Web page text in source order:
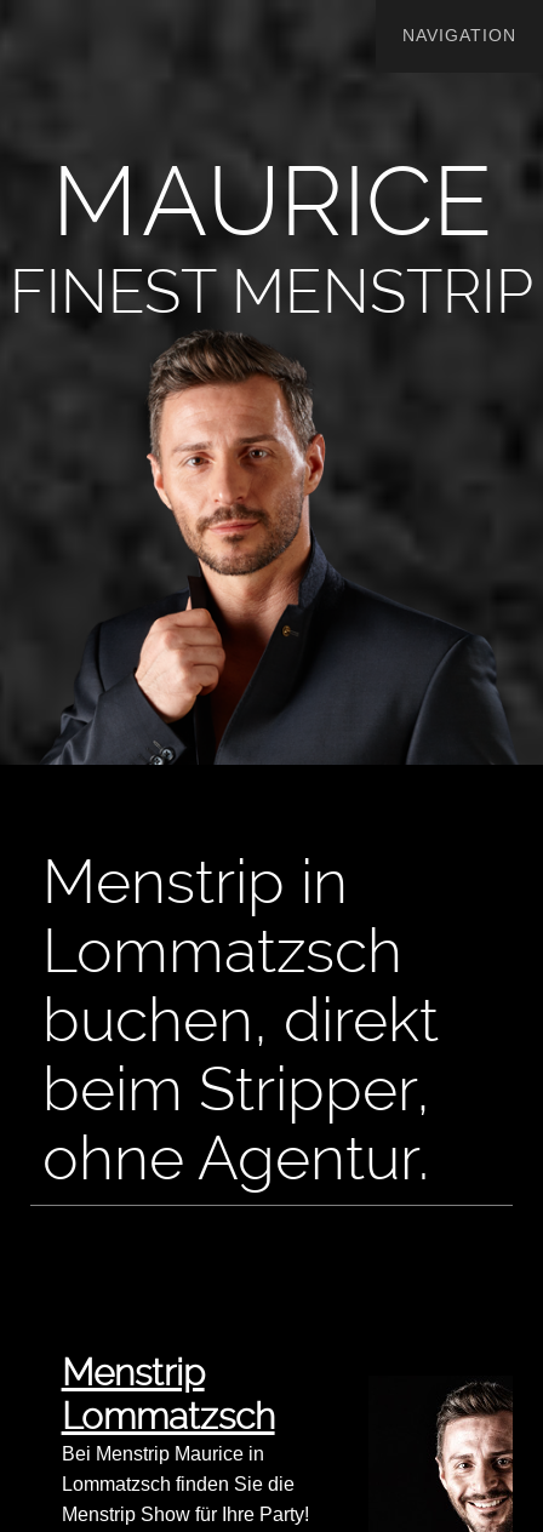
MAURICE
FINEST MENSTRIP
Menstrip in
Lommatzsch
buchen, direkt
beim Stripper,
ohne Agentur.
Menstrip
Lommatzsch
Bei Menstrip Maurice in
Lommatzsch finden Sie die
Menstrip Show für Ihre Party!